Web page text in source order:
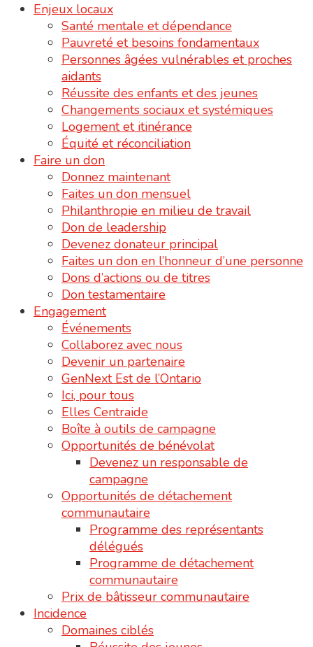
Enjeux locaux
Santé mentale et dépendance
Pauvreté et besoins fondamentaux
Personnes âgées vulnérables et proches
aidants
Réussite des enfants et des jeunes
Changements sociaux et systémiques
Logement et itinérance
Équité et réconciliation
Faire un don
Donnez maintenant
Faites un don mensuel
Philanthropie en milieu de travail
Don de leadership
Devenez donateur principal
Faites un don en l’honneur d’une personne
Dons d’actions ou de titres
Don testamentaire
Engagement
Événements
Collaborez avec nous
Devenir un partenaire
GenNext Est de l’Ontario
Ici, pour tous
Elles Centraide
Boîte à outils de campagne
Opportunités de bénévolat
Devenez un responsable de
campagne
Opportunités de détachement
communautaire
Programme des représentants
délégués
Programme de détachement
communautaire
Prix de bâtisseur communautaire
Incidence
Domaines ciblés